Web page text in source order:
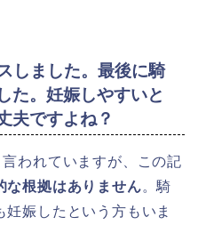
しました。最後に騎
た。妊娠しやすいと
夫ですよね？
われていますが、この記
な根拠はありません。騎
娠したという方もいま